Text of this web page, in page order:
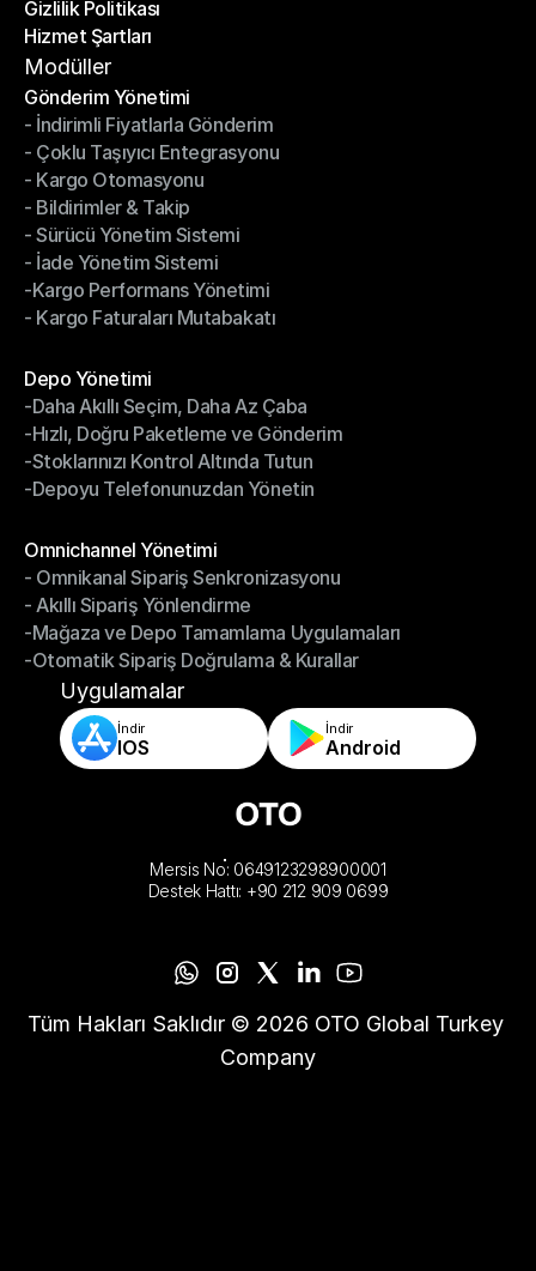
Gönderim Rotaları
Gizlilik Politikası
Gizlilik Politikası
Hizmet Şartları
Hizmet Şartları
Modüller
Gönderim Yönetimi
Gönderim Yönetimi
- İndirimli Fiyatlarla Gönderim
- İndirimli Fiyatlarla Gönderim
- Çoklu Taşıyıcı Entegrasyonu
- Çoklu Taşıyıcı Entegrasyonu
- Kargo Otomasyonu
- Kargo Otomasyonu
- Bildirimler & Takip
- Bildirimler & Takip
- Sürücü Yönetim Sistemi
- Sürücü Yönetim Sistemi
- İade Yönetim Sistemi
- İade Yönetim Sistemi
-Kargo Performans Yönetimi
-Kargo Performans Yönetimi
- Kargo Faturaları Mutabakatı
Depo Yönetimi
Depo Yönetimi
-Daha Akıllı Seçim, Daha Az Çaba
-Daha Akıllı Seçim, Daha Az Çaba
-Hızlı, Doğru Paketleme ve Gönderim
-Hızlı, Doğru Paketleme ve Gönderim
-Stoklarınızı Kontrol Altında Tutun
-Stoklarınızı Kontrol Altında Tutun
-Depoyu Telefonunuzdan Yönetin
Omnichannel Yönetimi
Omnichannel Yönetimi
- Omnikanal Sipariş Senkronizasyonu
- Omnikanal Sipariş Senkronizasyonu
- Akıllı Sipariş Yönlendirme
- Akıllı Sipariş Yönlendirme
-Mağaza ve Depo Tamamlama Uygulamaları
-Mağaza ve Depo Tamamlama Uygulamaları
-Otomatik Sipariş Doğrulama & Kurallar
-Otomatik Sipariş Doğrulama & Kurallar
Uygulamalar
İndir
IOS
İndir
Android
Mersis No: 0649123298900001
Destek Hattı: +90 212 909 0699
Tüm Hakları Saklıdır © 2026 OTO Global Turkey
Company